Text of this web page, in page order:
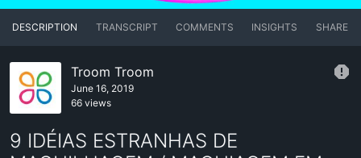
DESCRIPTION TRANSCRIPT COMMENTS INSIGHTS SHARE
Troom Troom
June 16, 2019
66 views
9 IDÉIAS ESTRANHAS DE